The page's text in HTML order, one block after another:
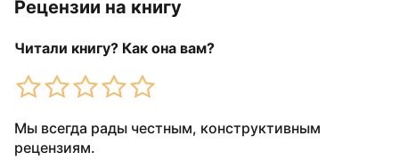
Рецензии на книгу
Читали книгу? Как она вам?
Мы всегда рады честным, конструктивным
рецензиям.